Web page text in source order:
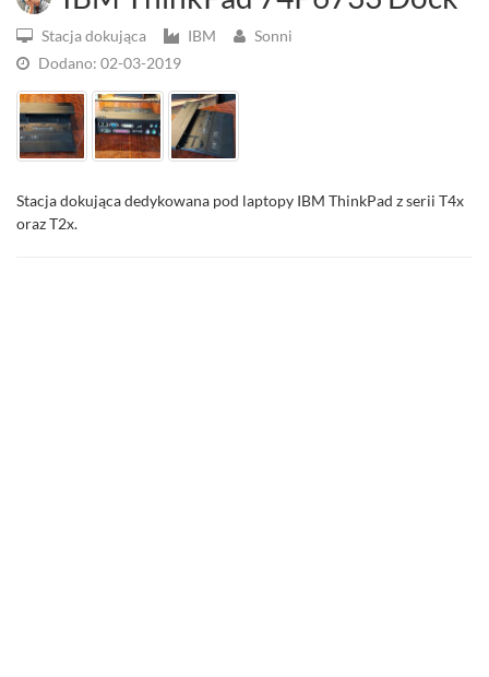
Stacja dokująca IBM
Sonni
Dodano: 02-03-2019
Stacja dokująca dedykowana pod laptopy IBM ThinkPad z serii T4x
oraz T2x.